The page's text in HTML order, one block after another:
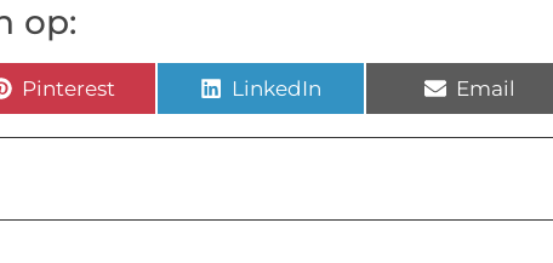
op:
Pinterest LinkedIn Email